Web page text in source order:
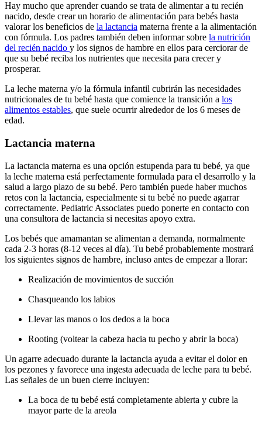
Hay mucho que aprender cuando se trata de alimentar a tu recién
nacido, desde crear un horario de alimentación para bebés hasta
valorar los beneficios de la lactancia materna frente a la alimentación
con fórmula. Los padres también deben informar sobre la nutrición
del recién nacido y los signos de hambre en ellos para cerciorar de
que su bebé reciba los nutrientes que necesita para crecer y
prosperar.
La leche materna y/o la fórmula infantil cubrirán las necesidades
nutricionales de tu bebé hasta que comience la transición a los
alimentos estables, que suele ocurrir alrededor de los 6 meses de
edad.
Lactancia materna
La lactancia materna es una opción estupenda para tu bebé, ya que
la leche materna está perfectamente formulada para el desarrollo y la
salud a largo plazo de su bebé. Pero también puede haber muchos
retos con la lactancia, especialmente si tu bebé no puede agarrar
correctamente. Pediatric Associates puedo ponerte en contacto con
una consultora de lactancia si necesitas apoyo extra.
Los bebés que amamantan se alimentan a demanda, normalmente
cada 2-3 horas (8-12 veces al día). Tu bebé probablemente mostrará
los siguientes signos de hambre, incluso antes de empezar a llorar:
Realización de movimientos de succión
Chasqueando los labios
Llevar las manos o los dedos a la boca
Rooting (voltear la cabeza hacia tu pecho y abrir la boca)
Un agarre adecuado durante la lactancia ayuda a evitar el dolor en
los pezones y favorece una ingesta adecuada de leche para tu bebé.
Las señales de un buen cierre incluyen:
La boca de tu bebé está completamente abierta y cubre la
mayor parte de la areola